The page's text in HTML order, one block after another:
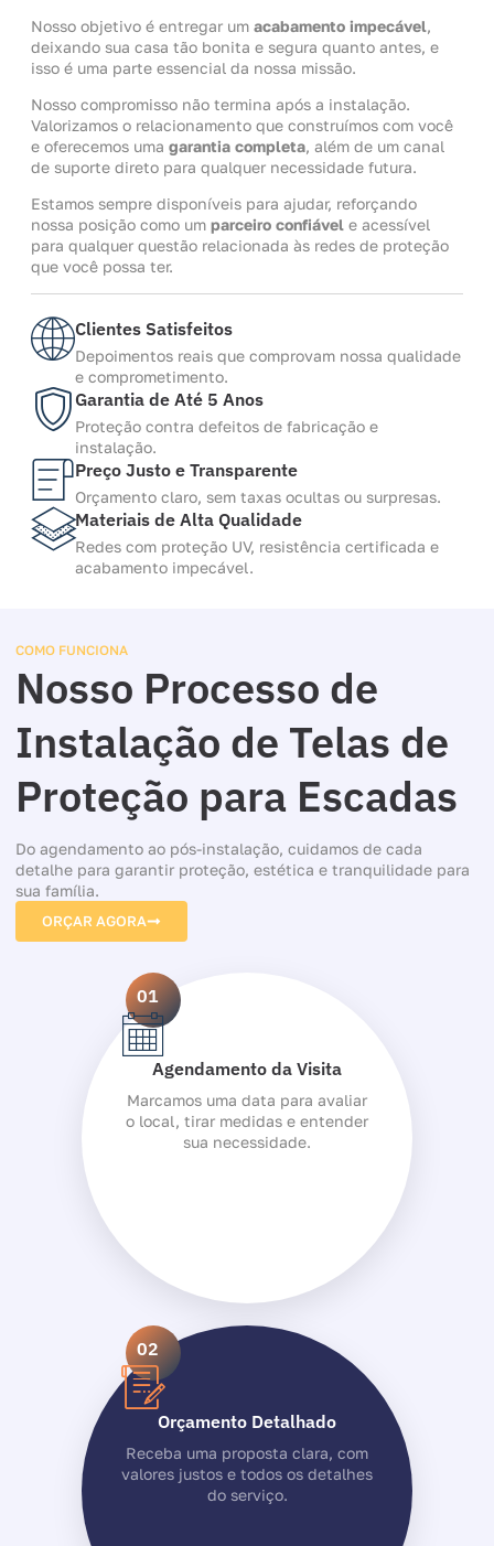
Nosso objetivo é entregar um acabamento impecável,
deixando sua casa tão bonita e segura quanto antes, e
isso é uma parte essencial da nossa missão.
Nosso compromisso não termina após a instalação.
Valorizamos o relacionamento que construímos com você
e oferecemos uma garantia completa, além de um canal
de suporte direto para qualquer necessidade futura.
Estamos sempre disponíveis para ajudar, reforçando
nossa posição como um parceiro confiável e acessível
para qualquer questão relacionada às redes de proteção
que você possa ter.
Clientes Satisfeitos
Depoimentos reais que comprovam nossa qualidade
e comprometimento.
Garantia de Até 5 Anos
Proteção contra defeitos de fabricação e
instalação.
Preço Justo e Transparente
Orçamento claro, sem taxas ocultas ou surpresas.
Materiais de Alta Qualidade
Redes com proteção UV, resistência certificada e
acabamento impecável.
COMO FUNCIONA
Nosso Processo de
Instalação de Telas de
Proteção para Escadas
Do agendamento ao pós-instalação, cuidamos de cada
detalhe para garantir proteção, estética e tranquilidade para
sua família.
ORÇAR AGORA
01
Agendamento da Visita
Marcamos uma data para avaliar
o local, tirar medidas e entender
sua necessidade.
02
Orçamento Detalhado
Receba uma proposta clara, com
valores justos e todos os detalhes
do serviço.